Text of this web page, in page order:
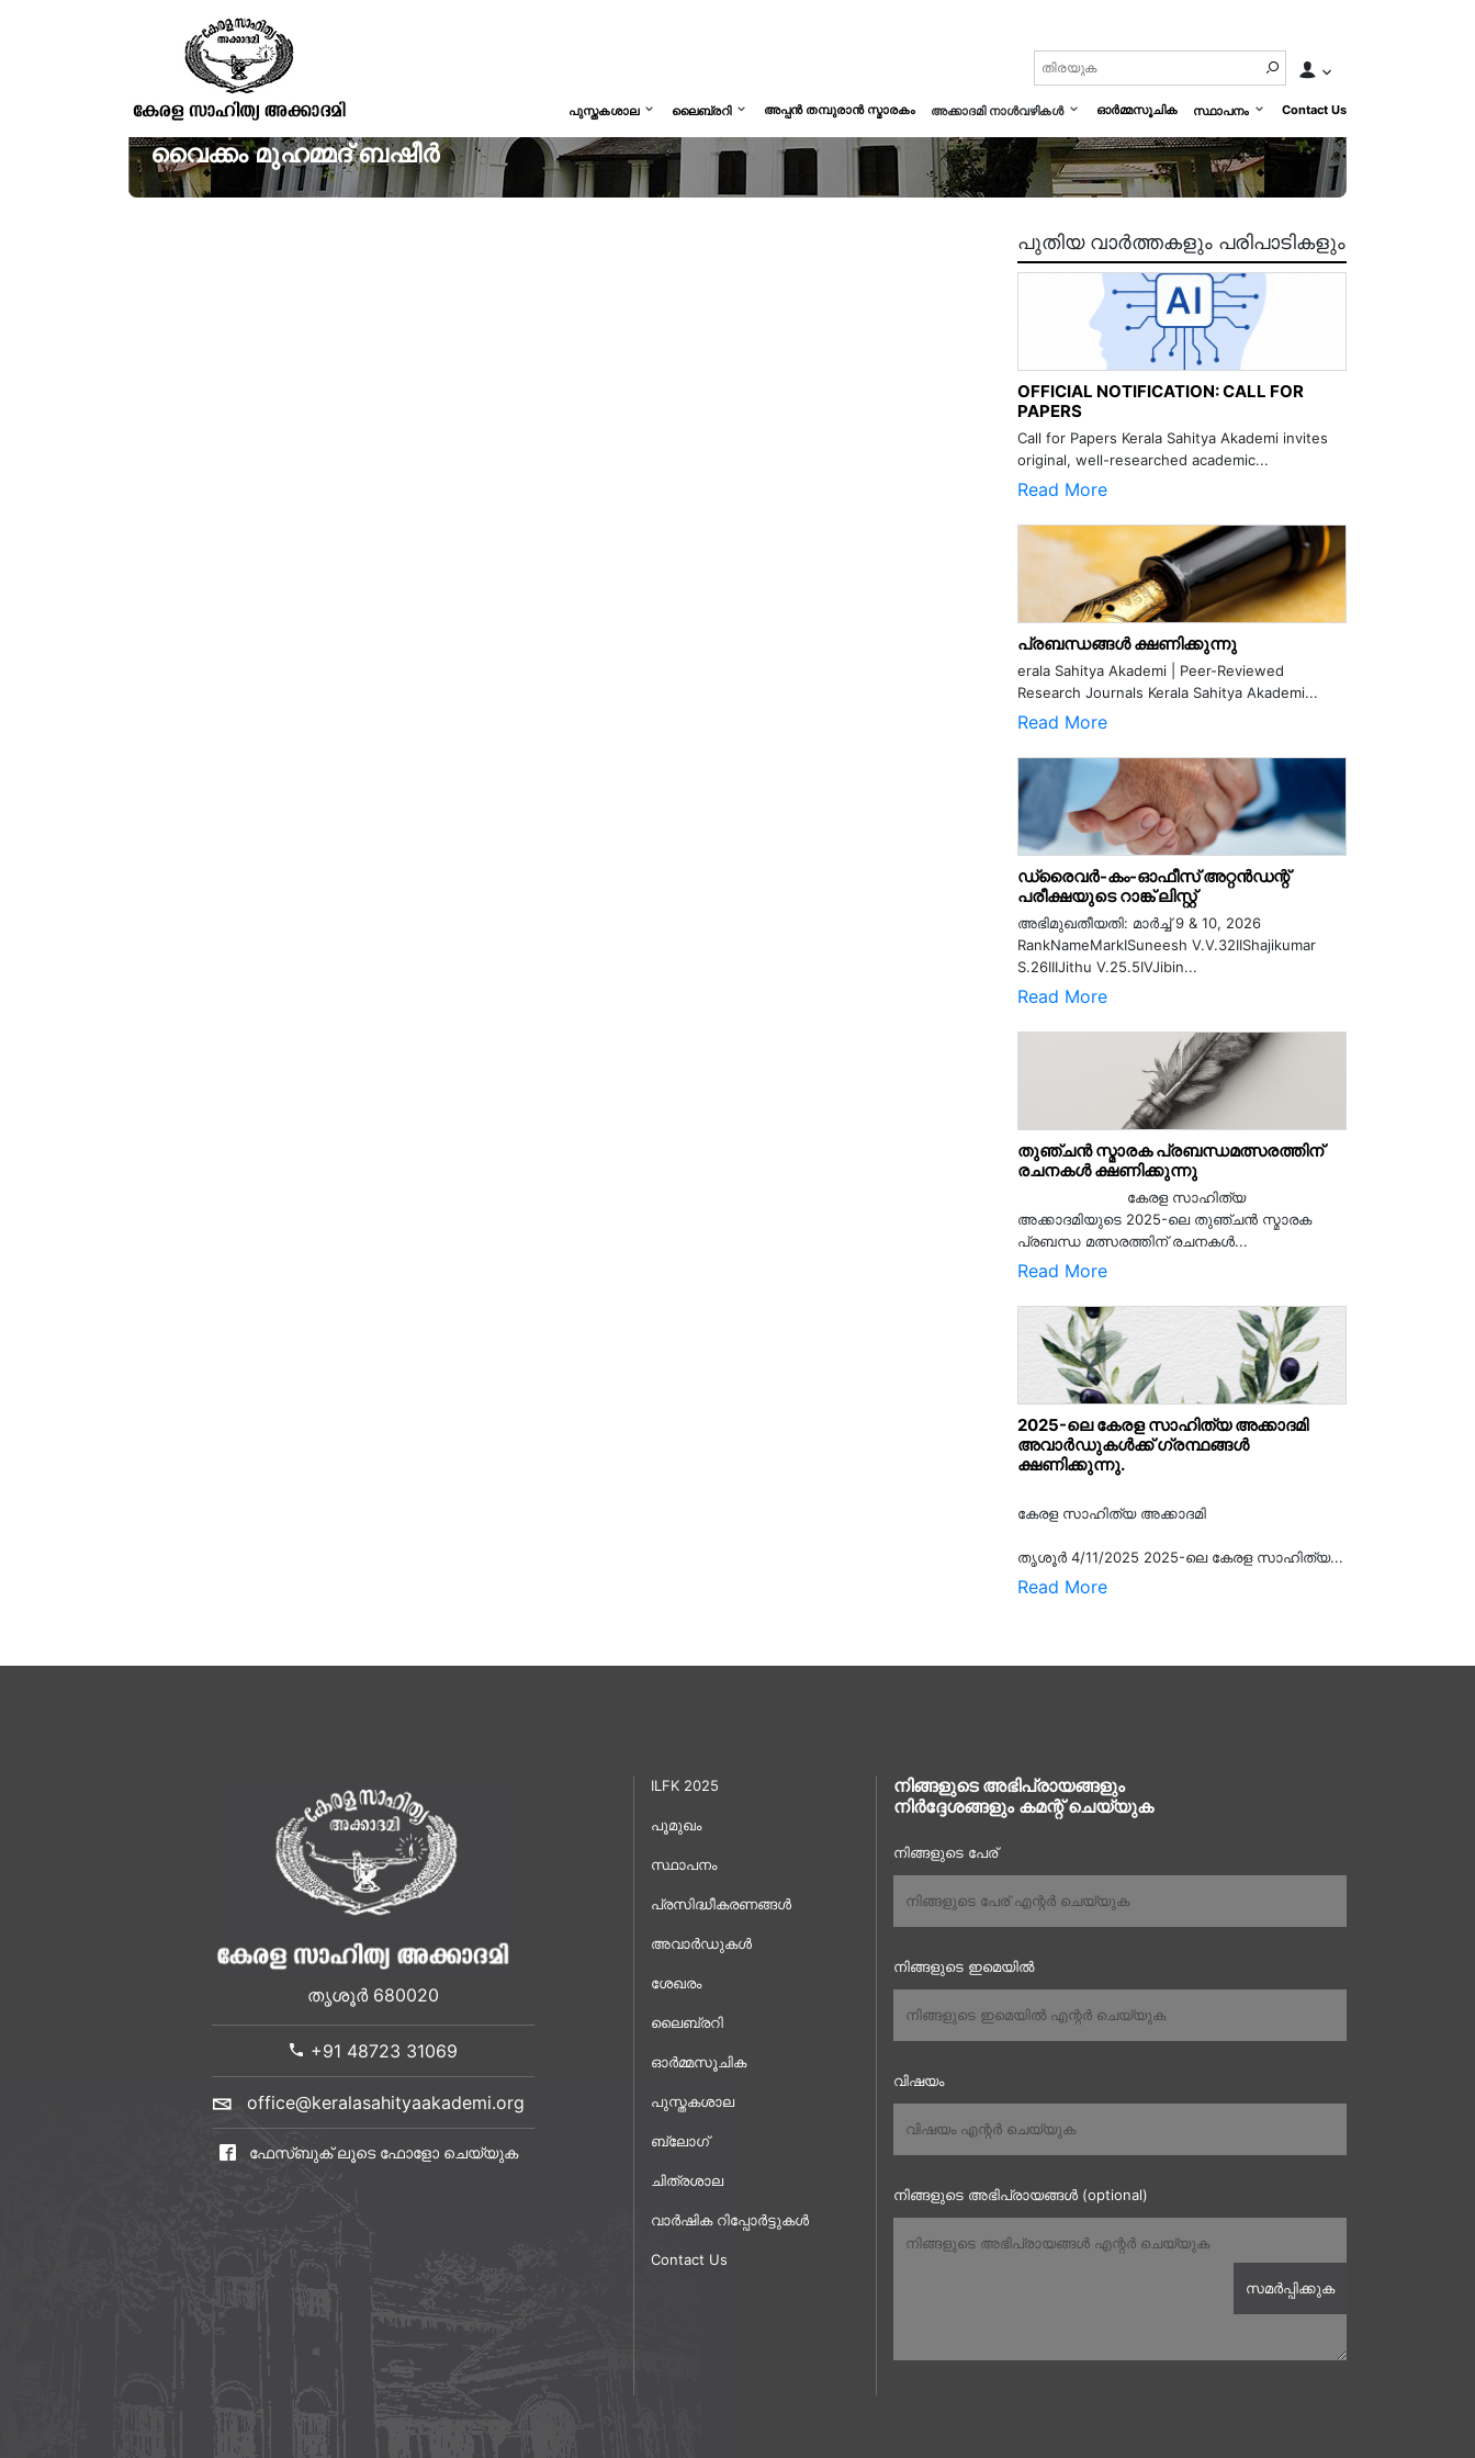
പുസ്തകശാല ലൈബ്രറി അപ്പൻ തമ്പുരാൻ സ്മാരകം അക്കാദമി നാൾവഴികൾ ഓർമ്മസൂചിക സ്ഥാപനം Contact Us
വൈക്കം മുഹമ്മദ് ബഷീർ
പുതിയ വാർത്തകളും പരിപാടികളും
OFFICIAL NOTIFICATION: CALL FOR
PAPERS
Call for Papers Kerala Sahitya Akademi invites
original, well-researched academic...
Read More
പ്രബന്ധങ്ങൾ ക്ഷണിക്കുന്നു
erala Sahitya Akademi | Peer-Reviewed
Research Journals Kerala Sahitya Akademi...
Read More
ഡ്രൈവർ-കം-ഓഫീസ് അറ്റൻഡന്റ്
പരീക്ഷയുടെ റാങ്ക് ലിസ്റ്റ്
അഭിമുഖതീയതി: മാർച്ച് 9 & 10, 2026
RankNameMarkISuneesh V.V.32IIShajikumar
S.26IIIJithu V.25.5IVJibin...
Read More
തുഞ്ചൻ സ്മാരക പ്രബന്ധമത്സരത്തിന്
രചനകൾ ക്ഷണിക്കുന്നു
കേരള സാഹിത്യ
അക്കാദമിയുടെ 2025-ലെ തുഞ്ചൻ സ്മാരക
പ്രബന്ധ മത്സരത്തിന് രചനകൾ...
Read More
2025-ലെ കേരള സാഹിത്യ അക്കാദമി
അവാർഡുകൾക്ക് ഗ്രന്ഥങ്ങൾ
ക്ഷണിക്കുന്നു.
കേരള സാഹിത്യ അക്കാദമി
തൃശൂര്‍ 4/11/2025 2025-ലെ കേരള സാഹിത്യ...
Read More
തൃശൂർ 680020
+91 48723 31069
office@keralasahityaakademi.org
ഫേസ്ബുക് ലൂടെ ഫോളോ ചെയ്യുക
ILFK 2025
പൂമുഖം
സ്ഥാപനം
പ്രസിദ്ധീകരണങ്ങൾ
അവാർഡുകൾ
ശേഖരം
ലൈബ്രറി
ഓർമ്മസൂചിക
പുസ്തകശാല
ബ്ലോഗ്
ചിത്രശാല
വാർഷിക റിപ്പോർട്ടുകൾ
Contact Us
നിങ്ങളുടെ അഭിപ്രായങ്ങളും
നിർദ്ദേശങ്ങളും കമന്റ് ചെയ്യുക
നിങ്ങളുടെ പേര്
നിങ്ങളുടെ ഇമെയിൽ
വിഷയം
നിങ്ങളുടെ അഭിപ്രായങ്ങൾ (optional)